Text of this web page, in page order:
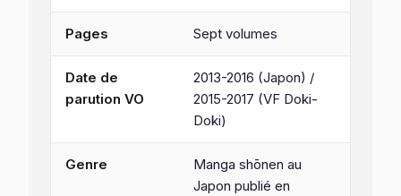
Pages Sept volumes
Date de
parution VO
2013-2016 (Japon) /
2015-2017 (VF Doki-
Doki)
Genre
Manga shōnen au
Japon publié en